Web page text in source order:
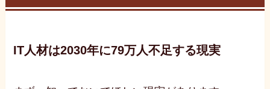
IT人材は2030年に79万人不足する現実